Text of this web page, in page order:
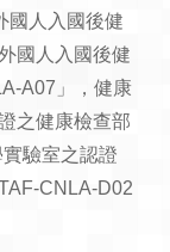
國人入國後健
國人入國後健
A07」，健康
之健康檢查部
驗室之認證
CNLA-D02